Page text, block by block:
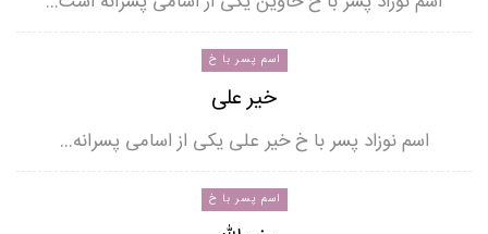
اسم پسر با خ
خیر علی
اسم نوزاد پسر با خ خیر علی یکی از اسامی پسرانه…
اسم پسر با خ